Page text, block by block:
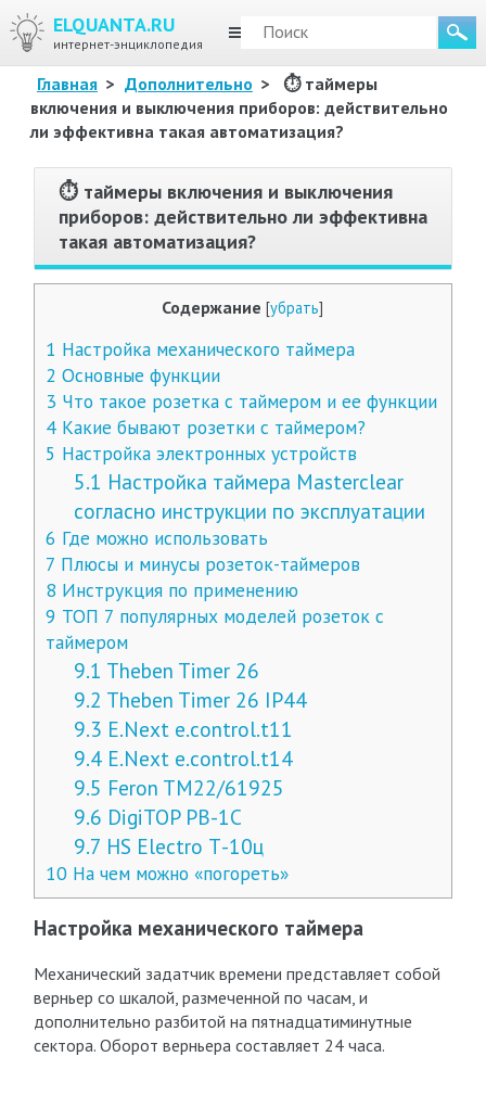
ELQUANTA.RU
интернет-энциклопедия
МЕНЮ
Главная > Дополнительно >
⏱ таймеры
включения и выключения приборов: действительно
ли эффективна такая автоматизация?
⏱ таймеры включения и выключения
приборов: действительно ли эффективна
такая автоматизация?
Содержание [убрать]
1 Настройка механического таймера
2 Основные функции
3 Что такое розетка с таймером и ее функции
4Какие бывают розетки с таймером?
5 Настройка электронных устройств
5.1 Настройка таймера Masterclear
согласно инструкции по эксплуатации
6 Где можно использовать
7 Плюсы и минусы розеток-таймеров
8 Инструкция по применению
9 ТОП 7 популярных моделей розеток с
таймером
9.1 Theben Timer 26
9.2 Theben Timer 26 IP44
9.3 E.Next e.control.t11
9.4 E.Next e.control.t14
9.5 Feron TM22/61925
9.6 DigiTOP PB-1C
9.7 HS Electro Т-10ц
10На чем можно «погореть»
Настройка механического таймера
Механический задатчик времени представляет собой
верньер со шкалой, размеченной по часам, и
дополнительно разбитой на пятнадцатиминутные
сектора. Оборот верньера составляет 24 часа.